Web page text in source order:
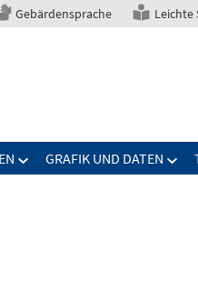
Gebärdensprache Leichte
GRAFIK UND DATEN